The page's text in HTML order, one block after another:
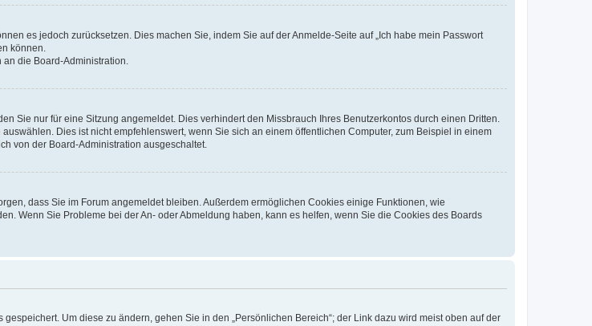
es jedoch zurücksetzen. Dies machen Sie, indem Sie auf der Anmelde-Seite auf „Ich habe mein Passwort
können.
an die Board-Administration.
Sie nur für eine Sitzung angemeldet. Dies verhindert den Missbrauch Ihres Benutzerkontos durch einen Dritten.
Dies ist nicht empfehlenswert, wenn Sie sich an einem öffentlichen Computer, zum Beispiel in einem
von der Board-Administration ausgeschaltet.
dass Sie im Forum angemeldet bleiben. Außerdem ermöglichen Cookies einige Funktionen, wie
Wenn Sie Probleme bei der An- oder Abmeldung haben, kann es helfen, wenn Sie die Cookies des Boards
Um diese zu ändern, gehen Sie in den „Persönlichen Bereich“; der Link dazu wird meist oben auf der